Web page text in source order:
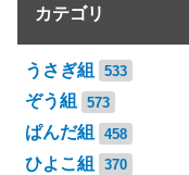
カテゴリ
うさぎ組 533
ぞう組 573
ぱんだ組 458
ひよこ組 370